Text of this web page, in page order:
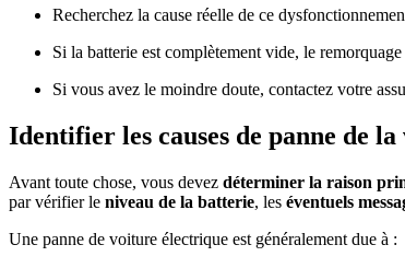
Recherchez la cause réelle de ce
Si la batterie est complètement vide, le
Si vous avez le moindre doute, contactez votre
Identifier les causes de panne de
Avant toute chose, vous devez déterminer la raison
par vérifier le niveau de la batterie, les éventuels
Une panne de voiture électrique est généralement due à :